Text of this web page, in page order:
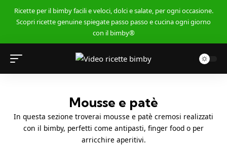
Ricette per il bimby facili e veloci, dolci e salate, per ogni occasione.
Scopri ricette genuine spiegate passo passo e cucina ogni giorno
con il bimby®
Mousse e patè
In questa sezione troverai mousse e patè cremosi realizzati
con il bimby, perfetti come antipasti, finger food o per
arricchire aperitivi.